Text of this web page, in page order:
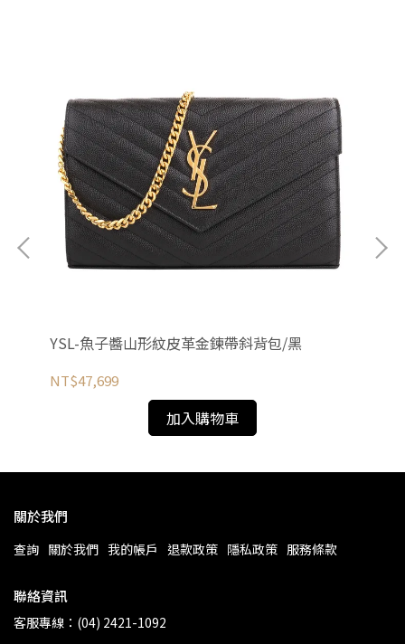
YSL-魚子醬山形紋皮革金鍊帶斜背包/黑
NT$47,699
加入購物車
關於我們
查詢 關於我們 我的帳戶 退款政策 隱私政策 服務條款
聯絡資訊
客服專線：(04) 2421-1092